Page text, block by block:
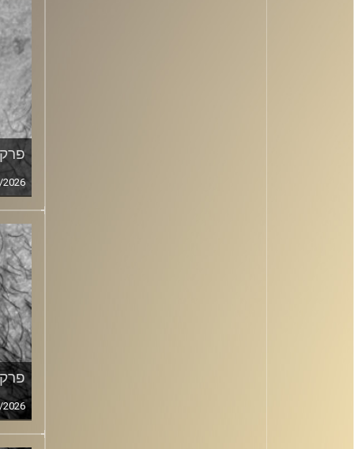
פרק
פרק